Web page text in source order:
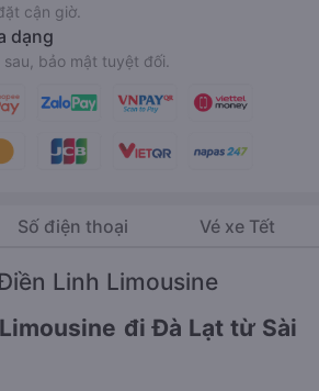
cận giờ.
dạng
bảo mật tuyệt đối.
Số điện thoại Vé xe Tết
Linh Limousine
đi Đà Lạt từ Sài